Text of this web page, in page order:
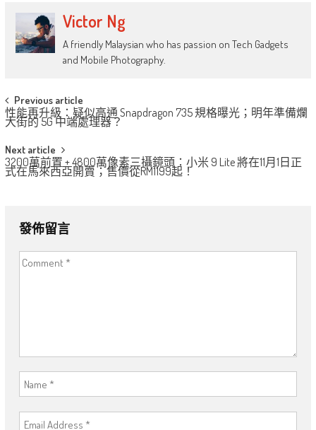
Victor Ng
A friendly Malaysian who has passion on Tech Gadgets
and Mobile Photography.
Post
navigation
Previous article
性能再升級：疑似高通 Snapdragon 735 規格曝光；明年準備爛
大街的 5G 中端處理器？
Next article
3200萬前置 + 4800萬像素三攝鏡頭：小米 9 Lite 將在11月1日正
式在馬來西亞開賣；售價從RM1199起！
發佈留言